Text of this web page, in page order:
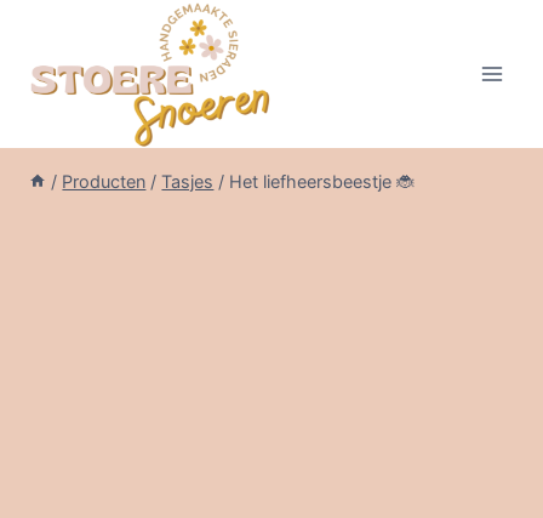
inhoud
/ Producten / Tasjes / Het liefheersbeestje 🐞